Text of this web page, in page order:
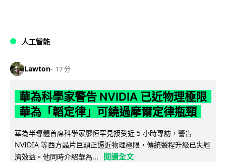
人工智能
Lawton 17 分
華為科學家警告 NVIDIA 已近物理極限
華為「韜定律」可繞過摩爾定律瓶頸
華為半導體首席科學家廖恒罕見接受近 5 小時專訪，警告
NVIDIA 等西方晶片巨頭正逼近物理極限，傳統製程升級已失經
濟效益。他同時介紹華為...
閱讀全文